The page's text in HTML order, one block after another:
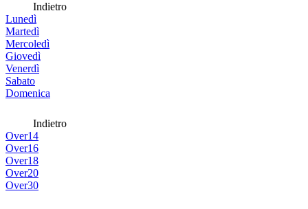
Indietro
Lunedì
Martedì
Mercoledì
Giovedì
Venerdì
Sabato
Domenica
Indietro
Over14
Over16
Over18
Over20
Over30